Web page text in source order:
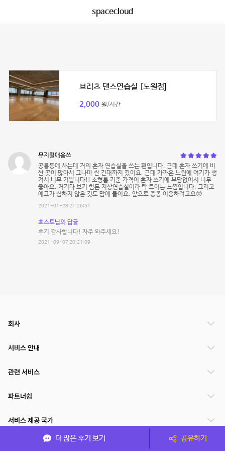
spacecloud
브리츠 댄스연습실 [노원점]
2,000 원/시간
뮤지컬애옹쓰
공릉동에 사는데 거의 혼자 연습실을 쓰는 편입니다. 근데 혼자 쓰기에 비
싼 곳이 많아서 그나마 싼 건대까지 갔어요. 근데 가까운 노원에 여기가 생
겨서 너무 기쁩니다!! 소형룸 기준 가격이 혼자 쓰기에 부담없어서 너무
좋아요. 거기다 보기 힘든 지상연습실이라 탁 트이는 느낌입니다. 그리고
에코가 심하지 않은 것도 맘에 들어요. 앞으로 종종 이용하려고요🥺
2021-01-28 21:26:51
호스트님의 답글
후기 감사합니다! 자주 와주세요!
2021-09-07 20:21:09
더 많은 후기 보기 공유하기
회사
서비스 안내
관련 서비스
파트너쉽
서비스 제공 국가